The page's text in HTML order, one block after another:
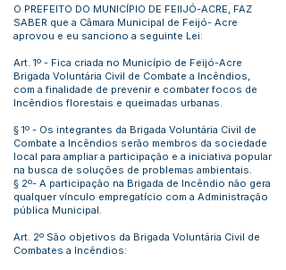
O PREFEITO DO MUNICÍPIO DE FEIIJÓ-ACRE, FAZ
SABER que a Câmara Municipal de Feijó- Acre
aprovou e eu sanciono a seguinte Lei:
Art. 1º - Fica criada no Município de Feijó-Acre
Brigada Voluntária Civil de Combate a Incêndios,
com a finalidade de prevenir e combater focos de
Incêndios florestais e queimadas urbanas.
§ 1º - Os integrantes da Brigada Voluntária Civil de
Combate a Incêndios serão membros da sociedade
local para ampliar a participação e a iniciativa popular
na busca de soluções de problemas ambientais.
§ 2º- A participação na Brigada de Incêndio não gera
qualquer vínculo empregatício com a Administração
pública Municipal.
Art. 2º São objetivos da Brigada Voluntária Civil de
Combates a Incêndios: